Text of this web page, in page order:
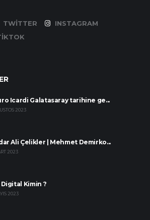
TWITTER
INSTAGRAM
Icardi Galatasaray tarihine ge...
2023
Ali Çelikler | Mehmet Demirko...
2023
Kimin ?
2023